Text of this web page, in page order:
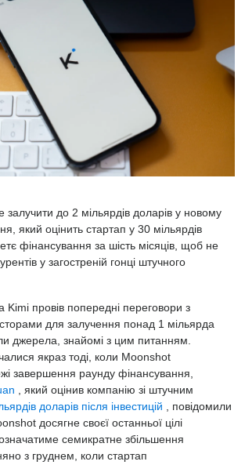
залучити до 2 мільярдів доларів у новому
який оцінить стартап у 30 мільярдів
фінансування за шість місяців, щоб не
у загостреній гонці штучного
Kimi провів попередні переговори з
для залучення понад 1 мільярда
джерела, знайомі з цим питанням.
якраз тоді, коли Moonshot
завершення раунду фінансування,
, який оцінив компанію зі штучним
доларів після інвестицій , повідомили
досягне своєї останньої цілі
семикратне збільшення
з груднем, коли стартап